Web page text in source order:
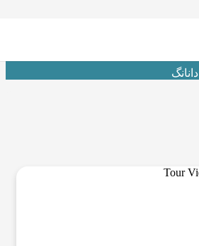
دانانگ